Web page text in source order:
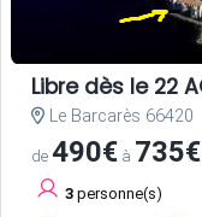
Libre dès le 22
Le Barcarès 66420
de490€ à 735€
3 personne(s)